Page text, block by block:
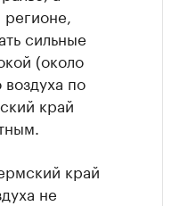
сильные
(около
по
край
край
не